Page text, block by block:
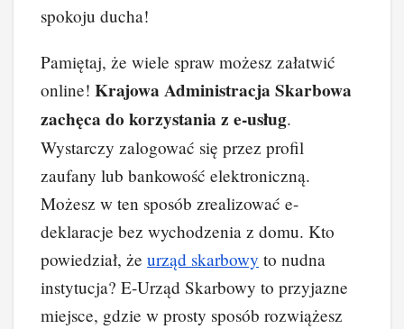
spokoju ducha!
Pamiętaj, że wiele spraw możesz załatwić
online! Krajowa Administracja Skarbowa
zachęca do korzystania z e-usług.
Wystarczy zalogować się przez profil
zaufany lub bankowość elektroniczną.
Możesz w ten sposób zrealizować e-
deklaracje bez wychodzenia z domu. Kto
powiedział, że urząd skarbowy to nudna
instytucja? E-Urząd Skarbowy to przyjazne
miejsce, gdzie w prosty sposób rozwiążesz